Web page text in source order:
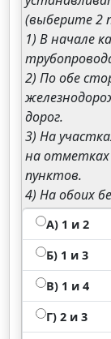
(выберите 2
1) В начале
2) По обе
дорог.
3) На
на отметках
пунктов.
4) На обоих
А) 1 и 2
Б) 1 и 3
В) 1 и 4
Г) 2 и 3